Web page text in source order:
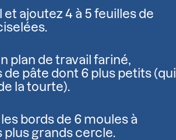
ajoutez 4 à 5 feuilles de
plan de travail fariné,
de pâte dont 6 plus petits (qui
la tourte).
bords de 6 moules à
plus grands cercle.